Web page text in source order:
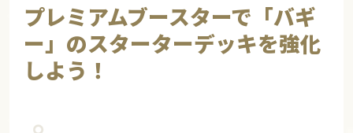
プレミアムブースターで「バギ
ー」のスターターデッキを強化
しよう！